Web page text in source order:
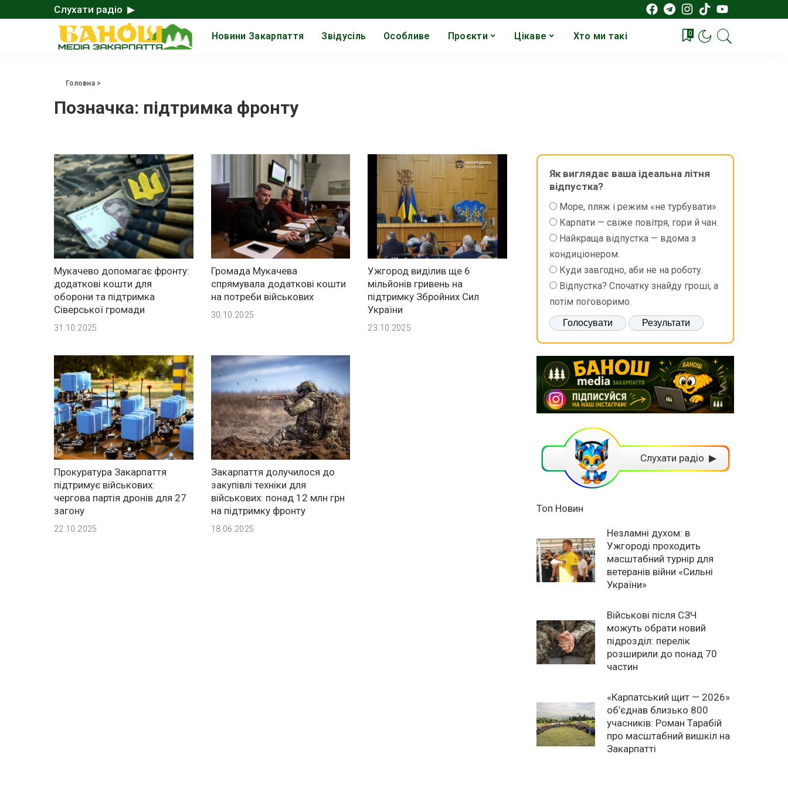
Слухати радіо ▶
Новини Закарпаття Звідусіль Особливе Проєкти Цікаве Хто ми такі 0
Головна>
Позначка: підтримка фронту
Мукачево допомагає фронту:
додаткові кошти для
оборони та підтримка
Сіверської громади
31.10.2025
Громада Мукачева
спрямувала додаткові кошти
на потреби військових
30.10.2025
Ужгород виділив ще 6
мільйонів гривень на
підтримку Збройних Сил
України
23.10.2025
Прокуратура Закарпаття
підтримує військових:
чергова партія дронів для 27
загону
22.10.2025
Закарпаття долучилося до
закупівлі техніки для
військових: понад 12 млн грн
на підтримку фронту
18.06.2025
Як виглядає ваша ідеальна літня
відпустка?
Море, пляж і режим «не турбувати».
Карпати — свіже повітря, гори й чан.
Найкраща відпустка — вдома з
кондиціонером.
Куди завгодно, аби не на роботу.
Відпустка? Спочатку знайду гроші, а
потім поговоримо.
Слухати радіо ▶
Топ Новин
Незламні духом: в
Ужгороді проходить
масштабний турнір для
ветеранів війни «Сильні
України»
Військові після СЗЧ
можуть обрати новий
підрозділ: перелік
розширили до понад 70
частин
«Карпатський щит — 2026»
об’єднав близько 800
учасників: Роман Тарабій
про масштабний вишкіл на
Закарпатті